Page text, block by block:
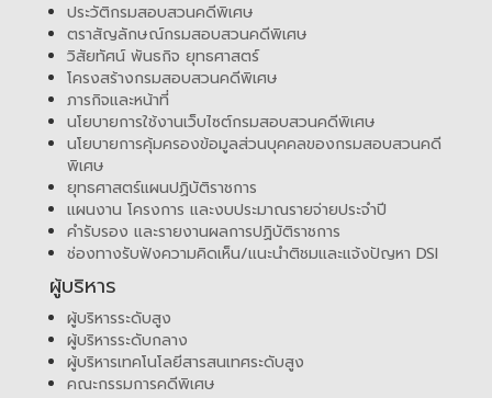
ประวัติกรมสอบสวนคดีพิเศษ
ตราสัญลักษณ์กรมสอบสวนคดีพิเศษ
วิสัยทัศน์ พันธกิจ ยุทธศาสตร์
โครงสร้างกรมสอบสวนคดีพิเศษ
ภารกิจและหน้าที่
นโยบายการใช้งานเว็บไซต์กรมสอบสวนคดีพิเศษ
นโยบายการคุ้มครองข้อมูลส่วนบุคคลของกรมสอบสวนคดี
พิเศษ
ยุทธศาสตร์แผนปฏิบัติราชการ
แผนงาน โครงการ และงบประมาณรายจ่ายประจำปี
คำรับรอง และรายงานผลการปฏิบัติราชการ
ช่องทางรับฟังความคิดเห็น/แนะนำติชมและแจ้งปัญหา DSI
ผู้บริหาร
ผู้บริหารระดับสูง
ผู้บริหารระดับกลาง
ผู้บริหารเทคโนโลยีสารสนเทศระดับสูง
คณะกรรมการคดีพิเศษ